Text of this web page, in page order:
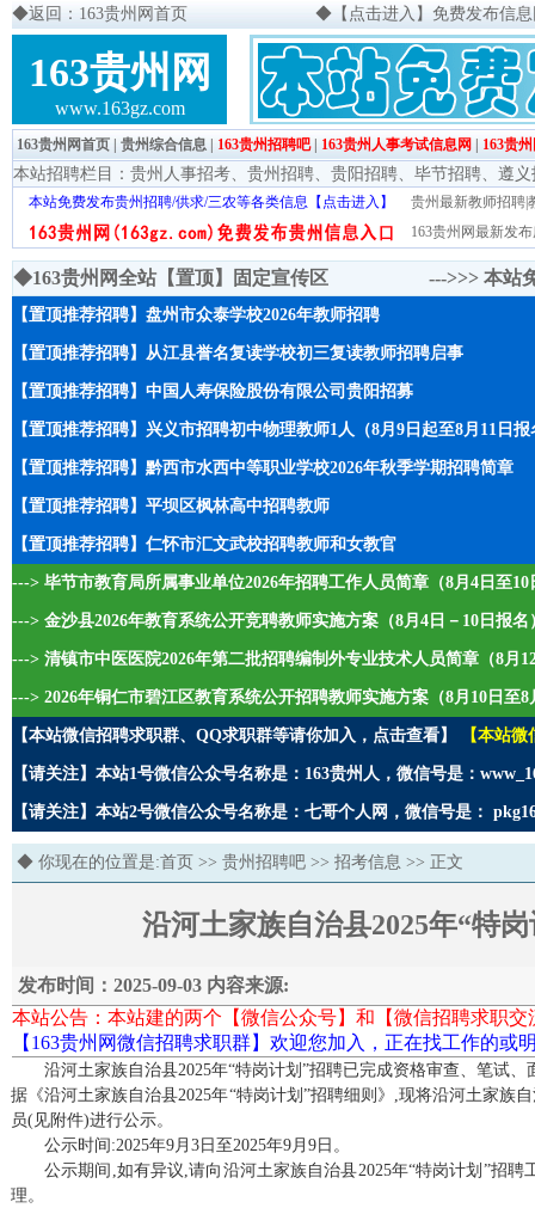
◆返回：163贵州网首页 ◆ 【点击进入】免费发布信
163贵州网
www.163gz.com
163贵州网首页 贵州综合信息 163贵州招聘吧| 163贵州人事考试信息网 163贵
本站招聘栏目： 贵州人事招考、 贵州招聘、 贵阳招聘、 毕节招聘、 遵义
本站免费发布贵州招聘/供求/三农等各类信息【点击进入】
贵州最新教师招聘|
163贵州网最新发
◆163贵州网全站【置顶】固定宣传区 --->>> 本站
【置顶推荐招聘】盘州市众泰学校2026年教师招聘
【置顶推荐招聘】从江县誉名复读学校初三复读教师招聘启事
【置顶推荐招聘】中国人寿保险股份有限公司贵阳招募
【置顶推荐招聘】兴义市招聘初中物理教师1人（8月9日起至8月11日报
【置顶推荐招聘】黔西市水西中等职业学校2026年秋季学期招聘简章
【置顶推荐招聘】平坝区枫林高中招聘教师
【置顶推荐招聘】仁怀市汇文武校招聘教师和女教官
---> 毕节市教育局所属事业单位2026年招聘工作人员简章（8月4日至10
---> 金沙县2026年教育系统公开竞聘教师实施方案（8月4日－10日报名
---> 清镇市中医医院2026年第二批招聘编制外专业技术人员简章（8月
---> 2026年铜仁市碧江区教育系统公开招聘教师实施方案（8月10日至8
【本站微信招聘求职群、QQ求职群等请你加入，点击查看】 【本站
【请关注】本站1号微信公众号名称是：163贵州人，微信号是：
【请关注】本站2号微信公众号名称是：七哥个人网，微信号是：
◆ 你现在的位置是:首页 >> 贵州招聘吧 >> 招考信息 >> 正文
沿河土家族自治县2025年“特
发布时间：2025-09-03 内容来源:
本站公告：本站建的两个【微信公众号】和【微信招聘求职
【163贵州网微信招聘求职群】欢迎您加入，正在找工作的
沿河土家族自治县2025年“特岗计划”招聘已完成资格审查、笔试
据《沿河土家族自治县2025年“特岗计划”招聘细则》,现将沿河土家族
员(见附件)进行公示。
公示时间:2025年9月3日至2025年9月9日。
公示期间,如有异议,请向沿河土家族自治县2025年“特岗计划”招
理。